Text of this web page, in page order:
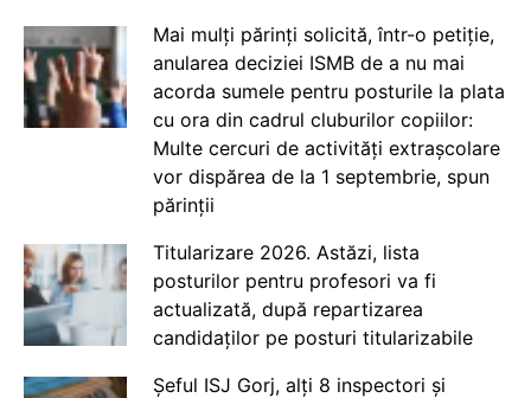
Mai mulți părinți solicită, într-o petiție,
anularea deciziei ISMB de a nu mai
acorda sumele pentru posturile la plata
cu ora din cadrul cluburilor copiilor:
Multe cercuri de activități extrașcolare
vor dispărea de la 1 septembrie, spun
părinții
Titularizare 2026. Astăzi, lista
posturilor pentru profesori va fi
actualizată, după repartizarea
candidaților pe posturi titularizabile
Șeful ISJ Gorj, alți 8 inspectori și